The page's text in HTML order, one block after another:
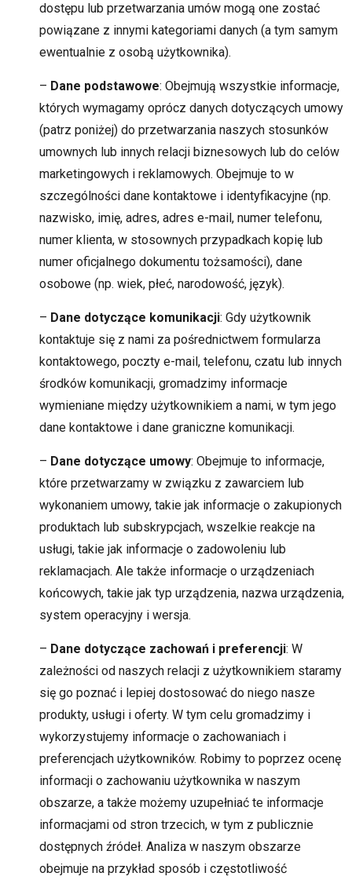
dostępu lub przetwarzania umów mogą one zostać
powiązane z innymi kategoriami danych (a tym samym
ewentualnie z osobą użytkownika).
– Dane podstawowe: Obejmują wszystkie informacje,
których wymagamy oprócz danych dotyczących umowy
(patrz poniżej) do przetwarzania naszych stosunków
umownych lub innych relacji biznesowych lub do celów
marketingowych i reklamowych. Obejmuje to w
szczególności dane kontaktowe i identyfikacyjne (np.
nazwisko, imię, adres, adres e-mail, numer telefonu,
numer klienta, w stosownych przypadkach kopię lub
numer oficjalnego dokumentu tożsamości), dane
osobowe (np. wiek, płeć, narodowość, język).
– Dane dotyczące komunikacji: Gdy użytkownik
kontaktuje się z nami za pośrednictwem formularza
kontaktowego, poczty e-mail, telefonu, czatu lub innych
środków komunikacji, gromadzimy informacje
wymieniane między użytkownikiem a nami, w tym jego
dane kontaktowe i dane graniczne komunikacji.
– Dane dotyczące umowy: Obejmuje to informacje,
które przetwarzamy w związku z zawarciem lub
wykonaniem umowy, takie jak informacje o zakupionych
produktach lub subskrypcjach, wszelkie reakcje na
usługi, takie jak informacje o zadowoleniu lub
reklamacjach. Ale także informacje o urządzeniach
końcowych, takie jak typ urządzenia, nazwa urządzenia,
system operacyjny i wersja.
– Dane dotyczące zachowań i preferencji: W
zależności od naszych relacji z użytkownikiem staramy
się go poznać i lepiej dostosować do niego nasze
produkty, usługi i oferty. W tym celu gromadzimy i
wykorzystujemy informacje o zachowaniach i
preferencjach użytkowników. Robimy to poprzez ocenę
informacji o zachowaniu użytkownika w naszym
obszarze, a także możemy uzupełniać te informacje
informacjami od stron trzecich, w tym z publicznie
dostępnych źródeł. Analiza w naszym obszarze
obejmuje na przykład sposób i częstotliwość